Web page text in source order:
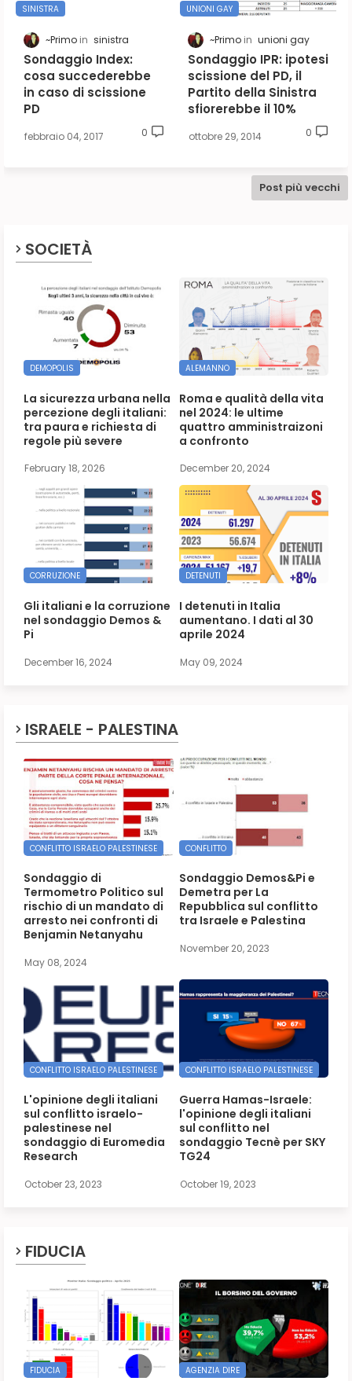
SINISTRA
~Primo sinistra
Sondaggio Index:
cosa succederebbe
in caso di scissione
PD
febbraio 04, 2017 0
UNIONI GAY
~Primo unioni gay
Sondaggio IPR: ipotesi
scissione del PD, il
Partito della Sinistra
sfiorerebbe il 10%
ottobre 29, 2014 0
Post più vecchi
SOCIETÀ
DEMOPOLIS
La sicurezza urbana nella
percezione degli italiani:
tra paura e richiesta di
regole più severe
February 18, 2026
ALEMANNO
Roma e qualità della vita
nel 2024: le ultime
quattro amministraizoni
a confronto
December 20, 2024
CORRUZIONE
Gli italiani e la corruzione
nel sondaggio Demos &
Pi
December 16, 2024
DETENUTI
I detenuti in Italia
aumentano. I dati al 30
aprile 2024
May 09, 2024
ISRAELE - PALESTINA
CONFLITTO ISRAELO PALESTINESE
Sondaggio di
Termometro Politico sul
rischio di un mandato di
arresto nei confronti di
Benjamin Netanyahu
May 08, 2024
CONFLITTO
Sondaggio Demos&Pi e
Demetra per La
Repubblica sul conflitto
tra Israele e Palestina
November 20, 2023
CONFLITTO ISRAELO PALESTINESE
L'opinione degli italiani
sul conflitto israelo-
palestinese nel
sondaggio di Euromedia
Research
October 23, 2023
CONFLITTO ISRAELO PALESTINESE
Guerra Hamas-Israele:
l'opinione degli italiani
sul conflitto nel
sondaggio Tecnè per SKY
TG24
October 19, 2023
FIDUCIA
FIDUCIA AGENZIA DIRE